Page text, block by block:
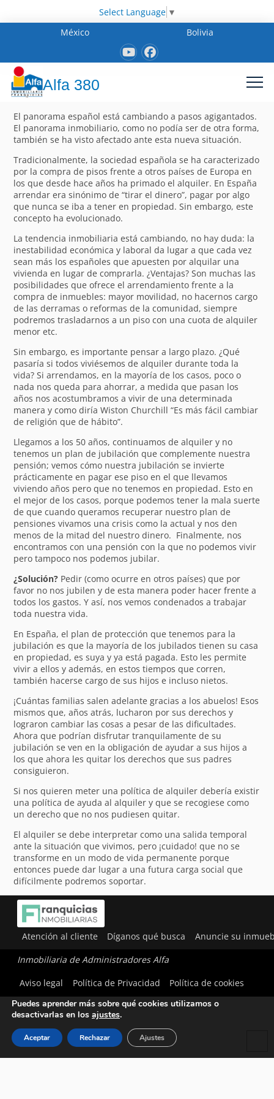
Select Language ▼
México
Bolivia
Alfa 380
El panorama español está cambiando a pasos agigantados.
El panorama inmobiliario, como no podía ser de otra forma,
también se ha visto afectado ante esta nueva situación.
Tradicionalmente, la sociedad española se ha caracterizado
por la compra de pisos frente a otros países de Europa en
los que desde hace años ha primado el alquiler. En España
arrendar era sinónimo de “tirar el dinero”, pagar por algo
que nunca se iba a tener en propiedad. Sin embargo, este
concepto ha evolucionado.
La tendencia inmobiliaria está cambiando, no hay duda: la
inestabilidad económica y laboral da lugar a que cada vez
sean más los españoles que apuesten por alquilar una
vivienda en lugar de comprarla. ¿Ventajas? Son muchas las
posibilidades que ofrece el arrendamiento frente a la
compra de inmuebles: mayor movilidad, no hacernos cargo
de las derramas o reformas de la comunidad, siempre
podremos trasladarnos a un piso con una cuota de alquiler
menor etc.
Sin embargo, es importante pensar a largo plazo. ¿Qué
pasaría si todos viviésemos de alquiler durante toda la
vida? Si arrendamos, en la mayoría de los casos, poco o
nada nos queda para ahorrar, a medida que pasan los
años nos acostumbramos a vivir de una determinada
manera y como diría Wiston Churchill “Es más fácil cambiar
de religión que de hábito”.
Llegamos a los 50 años, continuamos de alquiler y no
tenemos un plan de jubilación que complemente nuestra
pensión; vemos cómo nuestra jubilación se invierte
prácticamente en pagar ese piso en el que llevamos
viviendo años pero que no tenemos en propiedad. Esto en
el mejor de los casos, porque podemos tener la mala suerte
de que cuando queramos recuperar nuestro plan de
pensiones vivamos una crisis como la actual y nos den
menos de la mitad del nuestro dinero. Finalmente, nos
encontramos con una pensión con la que no podemos vivir
pero tampoco nos podemos jubilar.
¿Solución? Pedir (como ocurre en otros países) que por
favor no nos jubilen y de esta manera poder hacer frente a
todos los gastos. Y así, nos vemos condenados a trabajar
toda nuestra vida.
En España, el plan de protección que tenemos para la
jubilación es que la mayoría de los jubilados tienen su casa
en propiedad, es suya y ya está pagada. Esto les permite
vivir a ellos y además, en estos tiempos que corren,
también hacerse cargo de sus hijos e incluso nietos.
¡Cuántas familias salen adelante gracias a los abuelos! Esos
mismos que, años atrás, lucharon por sus derechos y
lograron cambiar las cosas a pesar de las dificultades.
Ahora que podrían disfrutar tranquilamente de su
jubilación se ven en la obligación de ayudar a sus hijos a
los que ahora les quitar los derechos que sus padres
consiguieron.
Si nos quieren meter una política de alquiler debería existir
una política de ayuda al alquiler y que se recogiese como
un derecho que no nos pudiesen quitar.
El alquiler se debe interpretar como una salida temporal
ante la situación que vivimos, pero ¡cuidado! que no se
transforme en un modo de vida permanente porque
entonces puede dar lugar a una futura carga social que
difícilmente podremos soportar.
Atención al cliente Díganos qué busca Anuncie su
Inmobiliaria de Administradores Alfa
Aviso legal
Política de Privacidad Política de cookies
Utilizamos cookies para ofrecerte la mejor experiencia en
Puedes aprender más sobre qué cookies utilizamos o
desactivarlas en los ajustes.
Aceptar Rechazar Ajustes